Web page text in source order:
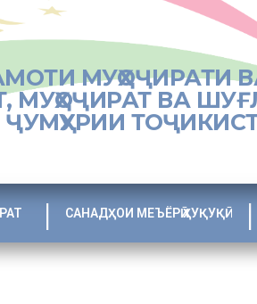
МУҲОҶИРАТИ
МУҲОҶИРАТ ВА
ҶУМҲУРИИ
САНАДҲОИ МЕЪЁРӢ ҲУҚУҚӢ